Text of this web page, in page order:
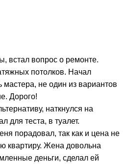
встал вопрос о ремонте.
потолков. Начал
не один из вариантов
Дорого!
наткнулся на
для теста, в туалет.
порадовал, так как и цена не
квартиру. Жена довольна
деньги, сделал ей